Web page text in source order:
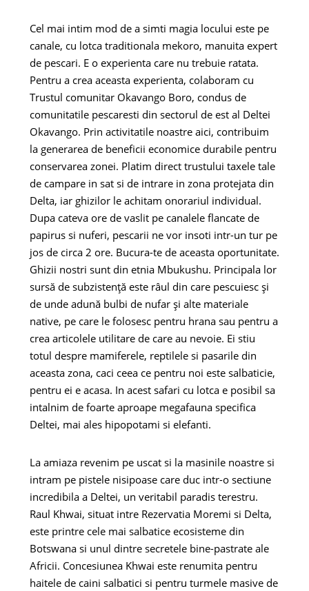
Cel mai intim mod de a simti magia locului este pe
canale, cu lotca traditionala mekoro, manuita expert
de pescari. E o experienta care nu trebuie ratata.
Pentru a crea aceasta experienta, colaboram cu
Trustul comunitar Okavango Boro, condus de
comunitatile pescaresti din sectorul de est al Deltei
Okavango. Prin activitatile noastre aici, contribuim
la generarea de beneficii economice durabile pentru
conservarea zonei. Platim direct trustului taxele tale
de campare in sat si de intrare in zona protejata din
Delta, iar ghizilor le achitam onorariul individual.
Dupa cateva ore de vaslit pe canalele flancate de
papirus si nuferi, pescarii ne vor insoti intr-un tur pe
jos de circa 2 ore. Bucura-te de aceasta oportunitate.
Ghizii nostri sunt din etnia Mbukushu. Principala lor
sursă de subzistență este râul din care pescuiesc și
de unde adună bulbi de nufar și alte materiale
native, pe care le folosesc pentru hrana sau pentru a
crea articolele utilitare de care au nevoie. Ei stiu
totul despre mamiferele, reptilele si pasarile din
aceasta zona, caci ceea ce pentru noi este salbaticie,
pentru ei e acasa. In acest safari cu lotca e posibil sa
intalnim de foarte aproape megafauna specifica
Deltei, mai ales hipopotami si elefanti.
La amiaza revenim pe uscat si la masinile noastre si
intram pe pistele nisipoase care duc intr-o sectiune
incredibila a Deltei, un veritabil paradis terestru.
Raul Khwai, situat intre Rezervatia Moremi si Delta,
este printre cele mai salbatice ecosisteme din
Botswana si unul dintre secretele bine-pastrate ale
Africii. Concesiunea Khwai este renumita pentru
haitele de caini salbatici si pentru turmele masive de